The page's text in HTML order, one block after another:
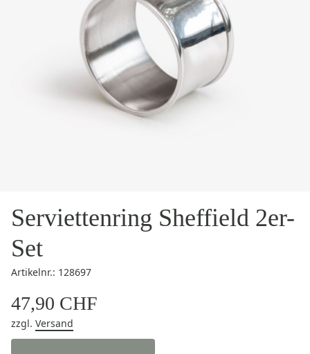
Serviettenring Sheffield 2er-
Set
Artikelnr.: 128697
47,90 CHF
zzgl. Versand